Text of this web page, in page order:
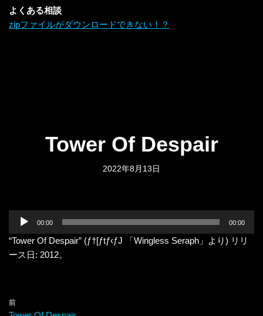
よくある相談
zipファイルがダウンロードできない！？
Tower Of Despair
2022年8月13日
プ
ー
00:00 00:00
“Tower Of Despair” (ƒ†[ƒtƒ‹ƒJ 「Wingless Seraph」より) リリ
ース日: 2012。
前